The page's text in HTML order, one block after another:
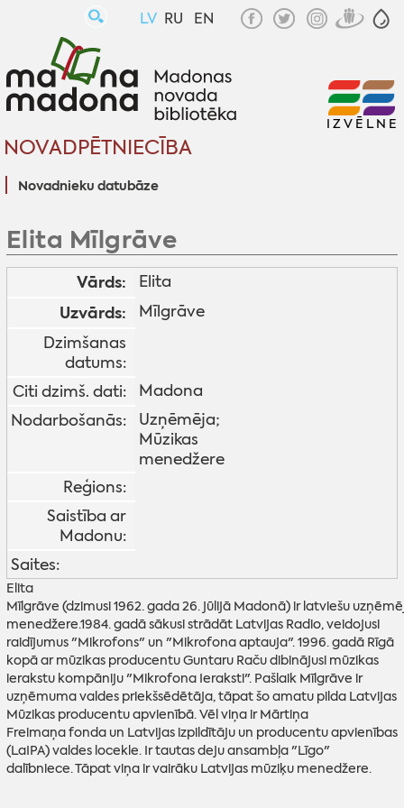
LV RU EN
NOVADPĒTNIECĪBA
Novadnieku datubāze
IZVĒLNE
Elita Mīlgrāve
Vārds: Elita
Uzvārds:
Mīlgrāve
Dzimšanas
datums:
Citi dzimš. dati:
Madona
Nodarbošanās:
Uzņēmēja;
Mūzikas
menedžere
Reģions:
Saistība ar
Madonu:
Saites:
Elita
Mīlgrāve (dzimusi 1962. gada 26. jūlijā Madonā) ir latviešu
menedžere.1984. gadā sākusi strādāt Latvijas Radio, veidojusi
raidījumus "Mikrofons" un "Mikrofona aptauja". 1996. gadā Rīgā
kopā ar mūzikas producentu Guntaru Raču dibinājusi mūzikas
ierakstu kompāniju "Mikrofona Ieraksti". Pašlaik Mīlgrāve ir
uzņēmuma valdes priekšsēdētāja, tāpat šo amatu pilda Latvijas
Mūzikas producentu apvienībā. Vēl viņa ir Mārtiņa
Freimaņa fonda un Latvijas izpildītāju un producentu apvienības
(LaIPA) valdes locekle. Ir tautas deju ansambļa "Līgo"
dalībniece. Tāpat viņa ir vairāku Latvijas mūziķu menedžere.